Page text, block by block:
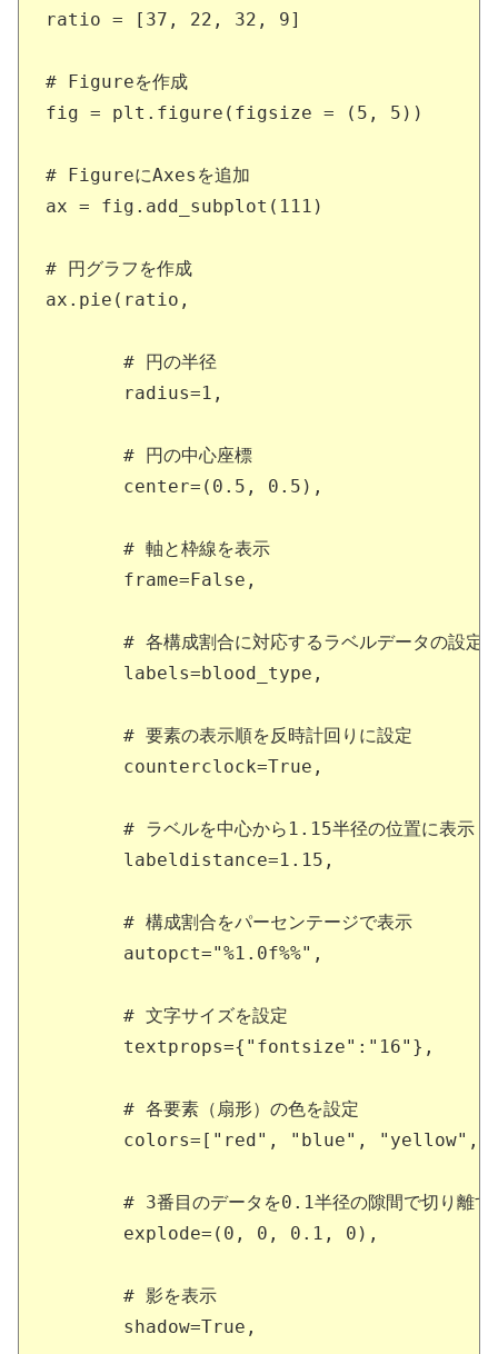
ratio = [37, 22, 32, 9]
# Figureを作成
fig = plt.figure(figsize = (5, 5))
# FigureにAxesを追加
ax = fig.add_subplot(111)
# 円グラフを作成
ax.pie(ratio,
       # 円の半径
       radius=1,
       # 円の中心座標
       center=(0.5, 0.5),
       # 軸と枠線を表示
       frame=False,
       # 各構成割合に対応するラベルデータの設定
       labels=blood_type,
       # 要素の表示順を反時計回りに設定
       counterclock=True,
       # ラベルを中心から1.15半径の位置に表示
       labeldistance=1.15,
       # 構成割合をパーセンテージで表示
       autopct="%1.0f%%",
       # 文字サイズを設定
       textprops={"fontsize":"16"},
       # 各要素（扇形）の色を設定
colors=["red", "blue", "yellow",
       # 3番目のデータを0.1半径の隙間で切り離す
       explode=(0, 0, 0.1, 0),
       # 影を表示
       shadow=True,